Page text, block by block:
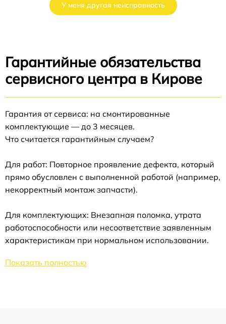
У меня другая неисправность
Гарантийные обязательства
сервисного центра в Кирове
Гарантия от сервиса: на смонтированные
комплектующие — до 3 месяцев.
Что считается гарантийным случаем?
Для работ: Повторное проявление дефекта, который
прямо обусловлен с выполненной работой (например,
некорректный монтаж запчасти).
Для комплектующих: Внезапная поломка, утрата
работоспособности или несоответствие заявленным
характеристикам при нормальном использовании.
Показать полностью